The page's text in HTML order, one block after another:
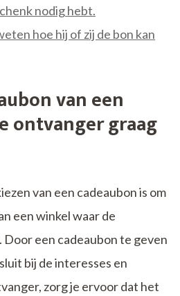
nodig hebt.
hoe hij of zij de bon kan
van een
ontvanger graag
van een cadeaubon is om
een winkel waar de
een cadeaubon te geven
bij de interesses en
zorg je ervoor dat het